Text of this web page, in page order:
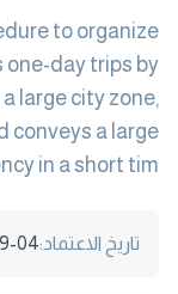
to organize
day trips by
large city zone,
conveys a large
in a short tim
تاريخ الاعتماد:04